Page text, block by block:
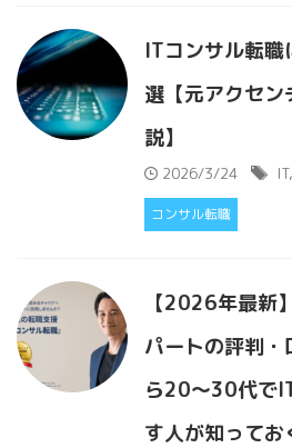
ITコンサル転
選【元アクセ
説】
2026/3/24 IT,
コンサル転職
【2026年最新
パートの評判
ら20〜30代で
す人が知って